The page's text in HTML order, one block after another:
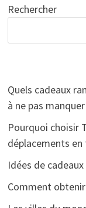
Rechercher
Quels cadeaux
à ne pas manquer
Pourquoi choisir
déplacements
Idées de
Comment